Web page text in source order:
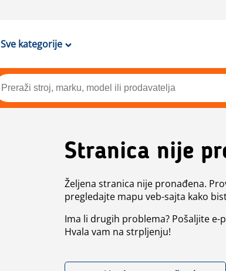
Sve kategorije
Stranica nije
Željena stranica nije pronađena.
pregledajte mapu veb-sajta kako
Ima li drugih problema? Pošaljite e-
Hvala vam na strpljenju!